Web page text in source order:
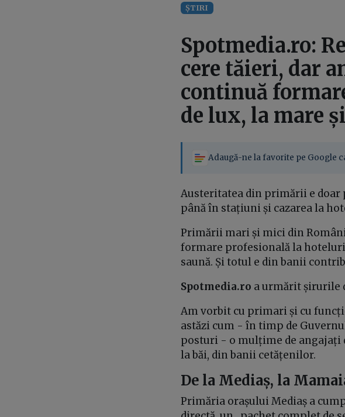
ȘTIRI
Spotmedia.ro:
cere tăieri, dar
continuă
de lux, la mare
Adaugă-ne la favorite pe Google
Austeritatea din primării e
până în stațiuni și cazarea la
Primării mari și mici din
formare profesională la hoteluri
saună. Și totul e din banii
Spotmedia.ro a urmărit șirurile
Am vorbit cu primari și cu
astăzi cum - în timp de
posturi - o mulțime de angajați
la băi, din banii cetățenilor.
De la Mediaș, la
Primăria orașului Mediaș a